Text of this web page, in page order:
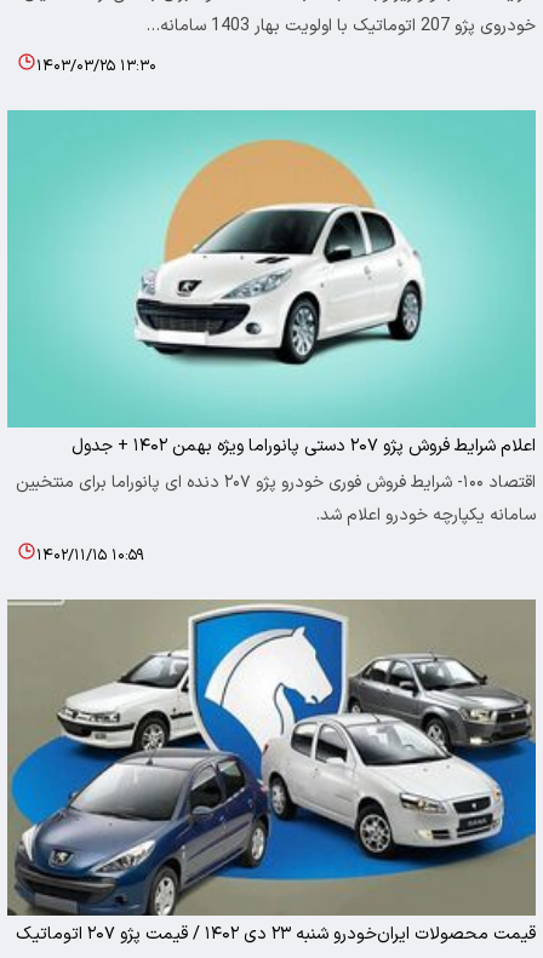
خودروی پژو 207 اتوماتیک با اولویت بهار 1403 سامانه…
۱۴۰۳/۰۳/۲۵ ۱۳:۳۰
اعلام شرایط فروش پژو ۲۰۷ دستی پانوراما ویژه بهمن ۱۴۰۲ + جدول
اقتصاد ۱۰۰- شرایط فروش فوری خودرو پژو ۲۰۷ دنده ای پانوراما برای منتخبین
سامانه یکپارچه خودرو اعلام شد.
۱۴۰۲/۱۱/۱۵ ۱۰:۵۹
قیمت محصولات ایران‌خودرو شنبه ۲۳ دی ۱۴۰۲ / قیمت پژو ۲۰۷ اتوماتیک